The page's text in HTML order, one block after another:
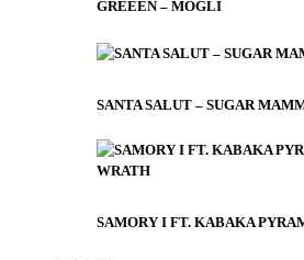
GREEEN – MOGLI
SANTA SALUT – SUGAR
SAMORY I FT. KABAKA